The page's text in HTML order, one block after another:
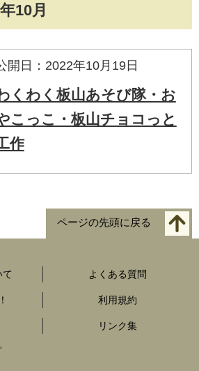
10月
開日：2022年10月19日
くわく板山あそび隊・お
こっこ・板山チョコっと
作
ページの先頭に戻る
よくある質問
利用規約
リンク集